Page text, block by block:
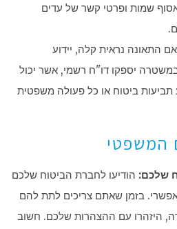
שמות ופרטי קשר של עדים
נראית קלה, יידוע
יספקו דו"ח רשמי, אשר יכול
ביטוח או כל פעולה משפטית
הודיעו לחברת הביטוח שלכם
בזמן שאתם צריכים לתת להם
היזהרו עם ההצהרות שלכם. חשוב